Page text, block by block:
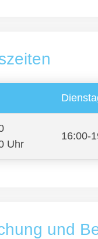
Uhr
16:00-
und